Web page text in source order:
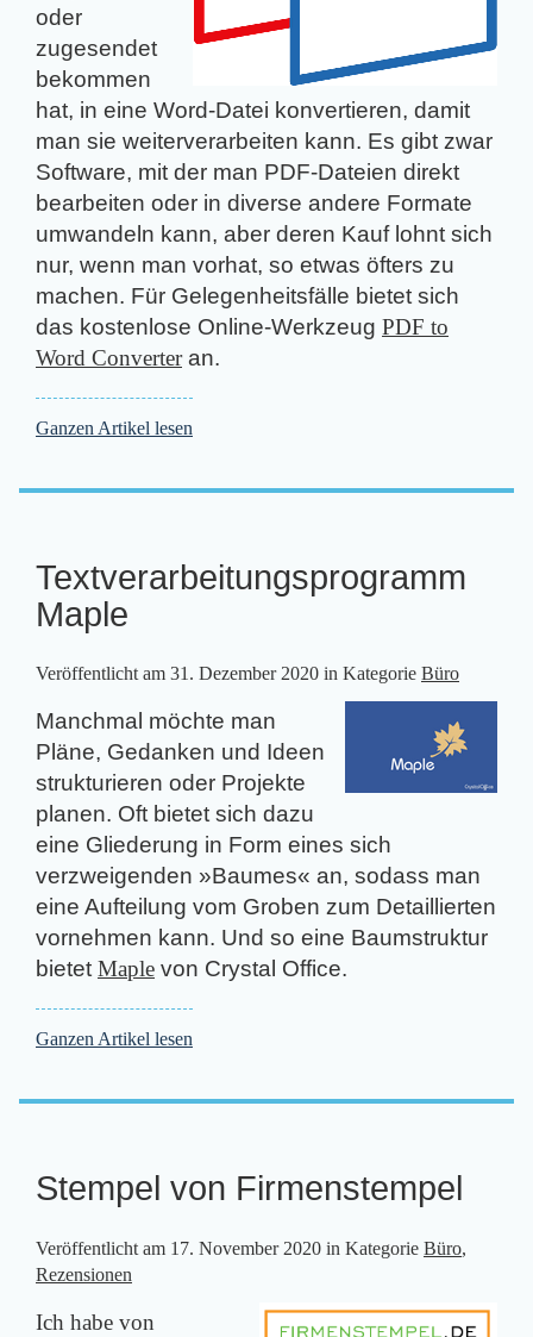
oder
zugesendet
bekommen
hat, in eine Word-Datei konvertieren, damit
man sie weiterverarbeiten kann. Es gibt zwar
Software, mit der man PDF-Dateien direkt
bearbeiten oder in diverse andere Formate
umwandeln kann, aber deren Kauf lohnt sich
nur, wenn man vorhat, so etwas öfters zu
machen. Für Gelegenheitsfälle bietet sich
das kostenlose Online-Werkzeug PDF to
Word Converteran.
Ganzen Artikel lesen
Textverarbeitungsprogramm
Maple
Veröffentlicht am 31. Dezember 2020 in Kategorie Büro
Manchmal möchte man
Pläne, Gedanken und Ideen
strukturieren oder Projekte
planen. Oft bietet sich dazu
eine Gliederung in Form eines sich
verzweigenden »Baumes« an, sodass man
eine Aufteilung vom Groben zum Detaillierten
vornehmen kann. Und so eine Baumstruktur
bietet Maple von Crystal Office.
Ganzen Artikel lesen
Stempel von Firmenstempel
Veröffentlicht am 17. November 2020 in Kategorie Büro,
Rezensionen
Ich habe von